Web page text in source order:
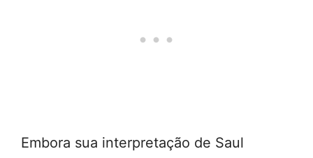
Embora sua interpretação de Saul